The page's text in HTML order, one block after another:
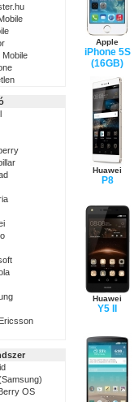
Mobile
OS
Apple
iPhone 5S
(16GB)
Huawei
P8
Huawei
Y5 II